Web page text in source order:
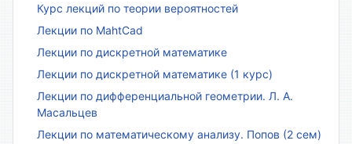
Курс лекций по теории вероятностей
Лекции по MahtCad
Лекции по дискретной математике
Лекции по дискретной математике (1 курс)
Лекции по дифференциальной геометрии. Л. А.
Масальцев
Лекции по математическому анализу. Попов (2 сем)